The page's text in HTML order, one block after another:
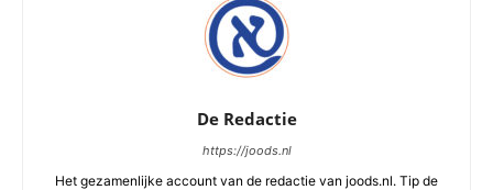
De Redactie
https://joods.nl
Het gezamenlijke account van de redactie van joods.nl. Tip de